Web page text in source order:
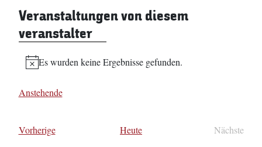
Veranstaltungen von diesem
veranstalter
Hinweis
Es wurden keine Ergebnisse gefunden.
Anstehende
VorherigeVeranstaltungen Heute
Nächste